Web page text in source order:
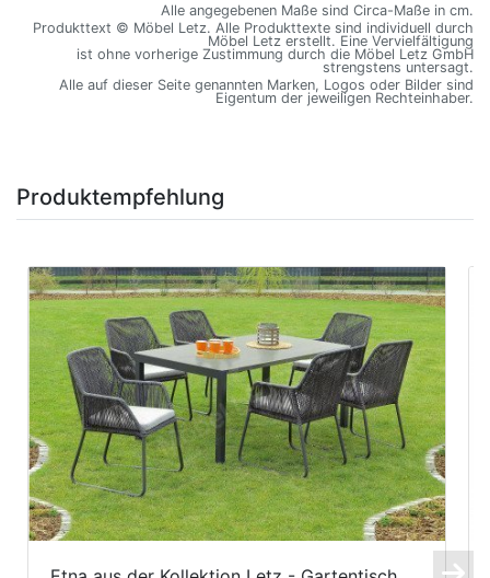
Alle angegebenen Maße sind Circa-Maße in cm.
Produkttext © Möbel Letz. Alle Produkttexte sind individuell durch
Möbel Letz erstellt. Eine Vervielfältigung
ist ohne vorherige Zustimmung durch die Möbel Letz GmbH
strengstens untersagt.
Alle auf dieser Seite genannten Marken, Logos oder Bilder sind
Eigentum der jeweiligen Rechteinhaber.
Produktempfehlung